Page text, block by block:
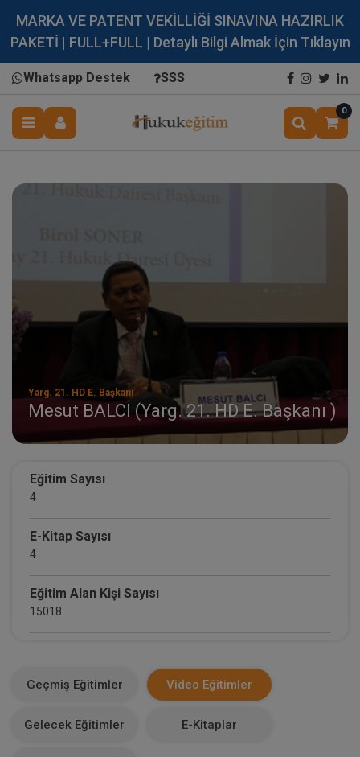
MARKA VE PATENT VEKİLLİĞİ SINAVINA HAZIRLIK
PAKETİ | FULL+FULL | Detaylı Bilgi Almak İçin Tıklayın
Whatsapp Destek SSS
0
Yarg. 21. HD E. Başkanı
Mesut BALCI (Yarg. 21. HD E. Başkanı )
Eğitim Sayısı
4
E-Kitap Sayısı
4
Eğitim Alan Kişi Sayısı
15018
0
Geçmiş Eğitimler Video Eğitimler
Gelecek Eğitimler E-Kitaplar